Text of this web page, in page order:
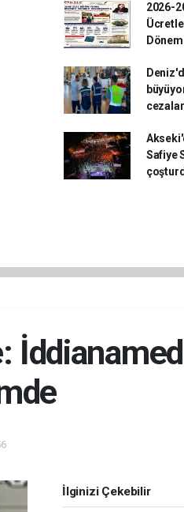
2026-
Dönem
Safiye
İlginizi Çekebilir